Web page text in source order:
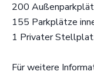
200
155 Parkplätze
1 Privater
Für weitere